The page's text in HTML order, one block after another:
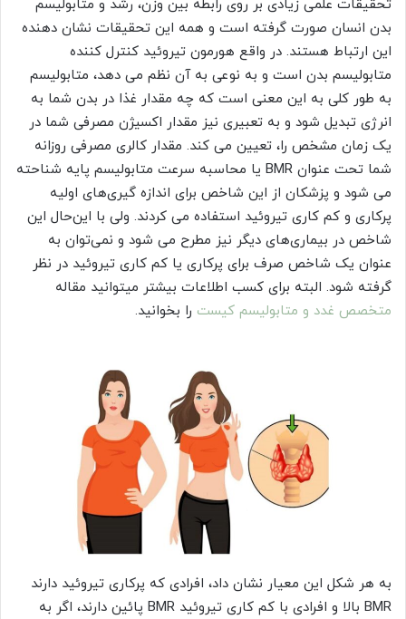
تحقیقات علمی زیادی بر روی رابطه بین وزن، رشد و متابولیسم
بدن انسان صورت گرفته است و همه این تحقیقات نشان دهنده
این ارتباط هستند. در واقع هورمون تیروئید کنترل کننده
متابولیسم بدن است و به نوعی به آن نظم می دهد، متابولیسم
به طور کلی به این معنی است که چه مقدار غذا در بدن شما به
انرژی تبدیل شود و به تعبیری نیز مقدار اکسیژن مصرفی شما در
یک زمان مشخص را، تعیین می کند. مقدار کالری مصرفی روزانه
شما تحت عنوان BMR یا محاسبه سرعت متابولیسم پایه شناحته
می شود و پزشکان از این شاخص برای اندازه گیری‌های اولیه
پرکاری و کم کاری تیروئید استفاده می کردند. ولی با این‌حال این
شاخص در بیماری‌های دیگر نیز مطرح می شود و نمی‌توان به
عنوان یک شاخص صرف برای پرکاری یا کم کاری تیروئید در نظر
گرفته شود. البته برای کسب اطلاعات بیشتر میتوانید مقاله
متخصص غدد و متابولیسم کیست را بخوانید.
به هر شکل این معیار نشان داد، افرادی که پرکاری تیروئید دارند
BMR بالا و افرادی با کم کاری تیروئید BMR پائین دارند، اگر به